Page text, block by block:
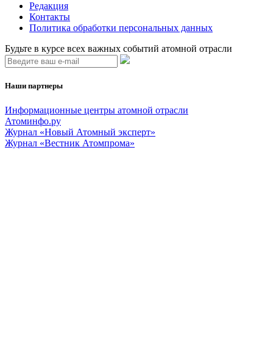
Редакция
Контакты
Политика обработки персональных данных
Будьте в курсе всех важных событий атомной отрасли
Наши партнеры
Информационные центры атомной отрасли
Атоминфо.ру
Журнал «Новый Атомный эксперт»
Журнал «Вестник Атомпрома»